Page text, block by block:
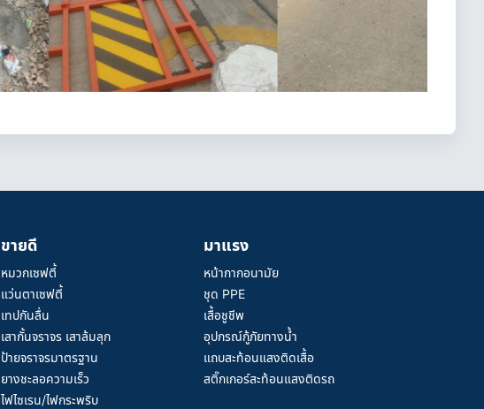
ขายดี
หมวกเซฟตี้
แว่นตาเซฟตี้
เทปกันลื่น
เสากั้นจราจร เสาล้มลุก
ป้ายจราจรมาตรฐาน
ยางชะลอความเร็ว
ไฟไซเรน/ไฟกระพริบ
มาแรง
หน้ากากอนามัย
ชุด PPE
เสื้อชูชีพ
อุปกรณ์กู้ภัยทางน้ำ
แถบสะท้อนแสงติดเสื้อ
สติ๊กเกอร์สะท้อนแสงติดรถ